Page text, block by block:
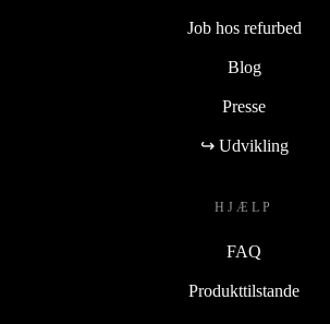
Job hos refurbed
Blog
Presse
↪ Udvikling
HJÆLP
FAQ
Produkttilstande